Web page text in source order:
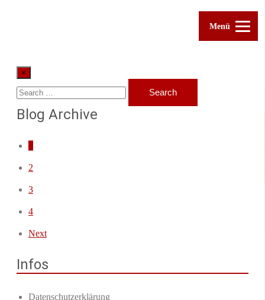
×
Blog Archive
2
3
4
Next
Infos
Datenschutzerklärung
Menü